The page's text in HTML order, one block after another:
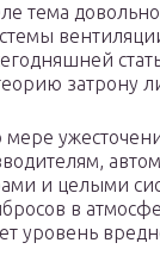
тема
затрону
и целыми
в
уровень